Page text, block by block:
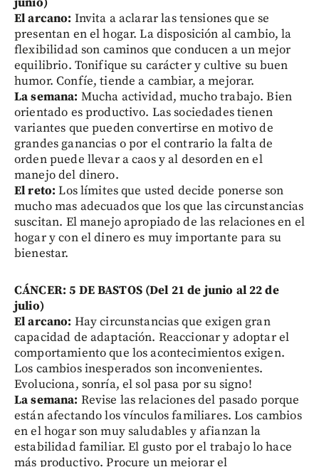
El arcano: Invita a aclarar las tensiones que se
presentan en el hogar. La disposición al cambio, la
flexibilidad son caminos que conducen a un mejor
equilibrio. Tonifique su carácter y cultive su buen
humor. Confíe, tiende a cambiar, a mejorar.
La semana: Mucha actividad, mucho trabajo. Bien
orientado es productivo. Las sociedades tienen
variantes que pueden convertirse en motivo de
grandes ganancias o por el contrario la falta de
orden puede llevar a caos y al desorden en el
manejo del dinero.
El reto: Los límites que usted decide ponerse son
mucho mas adecuados que los que las circunstancias
suscitan. El manejo apropiado de las relaciones en el
hogar y con el dinero es muy importante para su
bienestar.
CÁNCER: 5 DE BASTOS (Del 21 de junio al 22 de
julio)
El arcano: Hay circunstancias que exigen gran
capacidad de adaptación. Reaccionar y adoptar el
comportamiento que los acontecimientos exigen.
Los cambios inesperados son inconvenientes.
Evoluciona, sonría, el sol pasa por su signo!
La semana: Revise las relaciones del pasado porque
están afectando los vínculos familiares. Los cambios
en el hogar son muy saludables y afianzan la
estabilidad familiar. El gusto por el trabajo lo hace
más productivo. Procure un mejorar el